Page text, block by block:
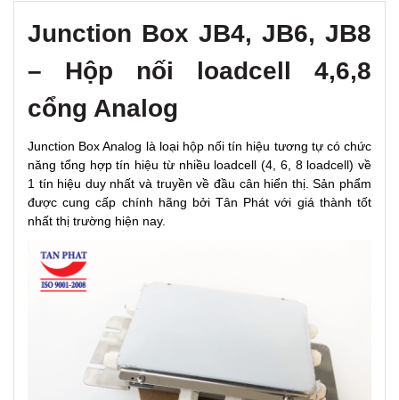
Junction Box JB4, JB6, JB8
– Hộp nối loadcell 4,6,8
cổng Analog
Junction Box Analog là loại hộp nối tín hiệu tương tự có chức
năng tổng hợp tín hiệu từ nhiều loadcell (4, 6, 8 loadcell) về
1 tín hiệu duy nhất và truyền về đầu cân hiển thị. Sản phẩm
được cung cấp chính hãng bởi Tân Phát với giá thành tốt
nhất thị trường hiện nay.